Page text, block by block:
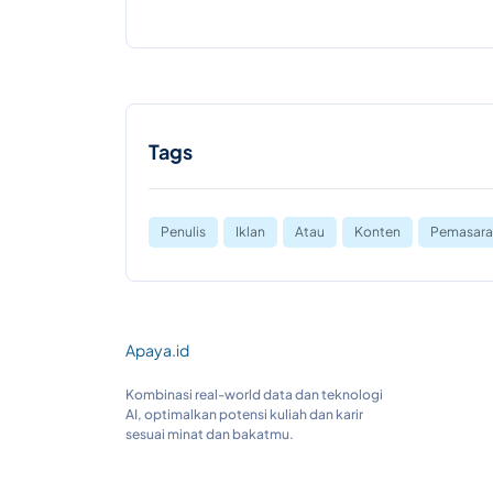
Tags
Penulis Iklan Atau Konten
Apaya.id
Kombinasi real-world data dan teknologi
AI, optimalkan potensi kuliah dan karir
sesuai minat dan bakatmu.